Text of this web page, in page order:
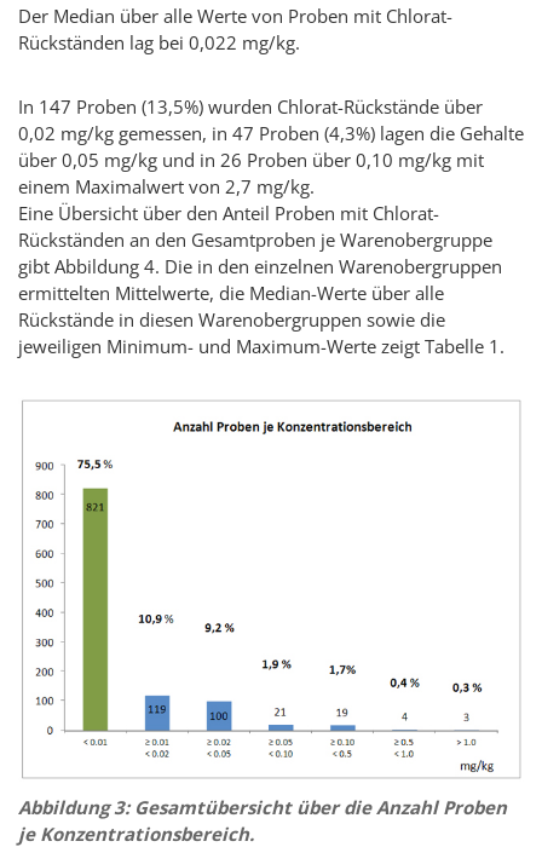
Der Median über alle Werte von Proben mit Chlorat-
Rückständen lag bei 0,022 mg/kg.
In 147 Proben (13,5%) wurden Chlorat-Rückstände über
0,02 mg/kg gemessen, in 47 Proben (4,3%) lagen die Gehalte
über 0,05 mg/kg und in 26 Proben über 0,10 mg/kg mit
einem Maximalwert von 2,7 mg/kg.
Eine Übersicht über den Anteil Proben mit Chlorat-
Rückständen an den Gesamtproben je Warenobergruppe
gibt Abbildung 4. Die in den einzelnen Warenobergruppen
ermittelten Mittelwerte, die Median-Werte über alle
Rückstände in diesen Warenobergruppen sowie die
jeweiligen Minimum- und Maximum-Werte zeigt Tabelle 1.
Abbildung 3: Gesamtübersicht über die Anzahl Proben
je Konzentrationsbereich.